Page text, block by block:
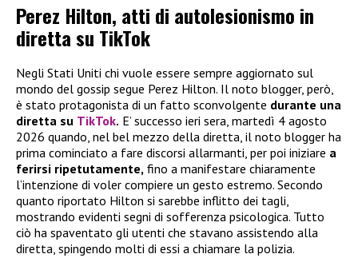
Perez Hilton, atti di autolesionismo in
diretta su TikTok
Negli Stati Uniti chi vuole essere sempre aggiornato sul
mondo del gossip segue Perez Hilton. Il noto blogger, però,
è stato protagonista di un fatto sconvolgente durante una
diretta su TikTok. E’ successo ieri sera, martedì 4 agosto
2026 quando, nel bel mezzo della diretta, il noto blogger ha
prima cominciato a fare discorsi allarmanti, per poi iniziare a
ferirsi ripetutamente, fino a manifestare chiaramente
l’intenzione di voler compiere un gesto estremo. Secondo
quanto riportato Hilton si sarebbe inflitto dei tagli,
mostrando evidenti segni di sofferenza psicologica. Tutto
ciò ha spaventato gli utenti che stavano assistendo alla
diretta, spingendo molti di essi a chiamare la polizia.